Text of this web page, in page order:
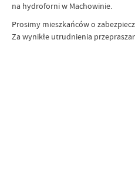
na hydroforni w Machowinie.
Prosimy mieszkańców o
Za wynikłe utrudnienia